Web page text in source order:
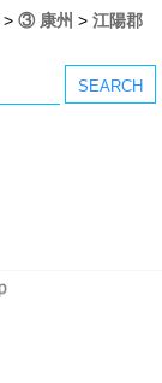
>③ 康州 >江陽郡